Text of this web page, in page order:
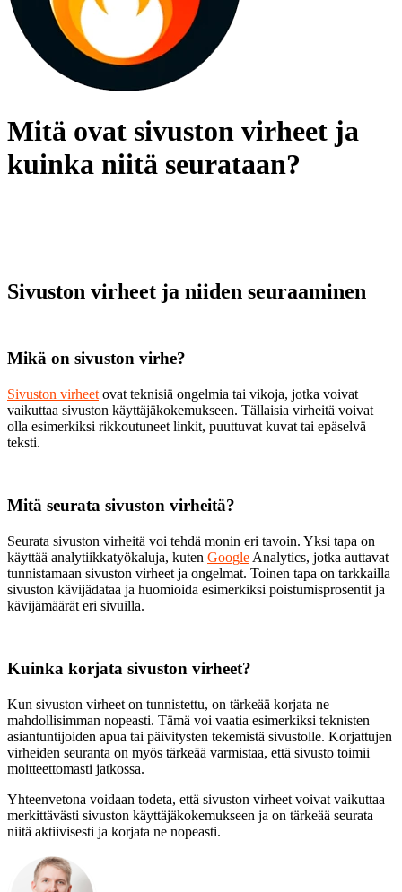
Mitä ovat sivuston virheet ja
kuinka niitä seurataan?
Sivuston virheet ja niiden seuraaminen
Mikä on sivuston virhe?
Sivuston virheet ovat teknisiä ongelmia tai vikoja, jotka voivat
vaikuttaa sivuston käyttäjäkokemukseen. Tällaisia virheitä voivat
olla esimerkiksi rikkoutuneet linkit, puuttuvat kuvat tai epäselvä
teksti.
Mitä seurata sivuston virheitä?
Seurata sivuston virheitä voi tehdä monin eri tavoin. Yksi tapa on
käyttää analytiikkatyökaluja, kuten Google Analytics, jotka auttavat
tunnistamaan sivuston virheet ja ongelmat. Toinen tapa on tarkkailla
sivuston kävijädataa ja huomioida esimerkiksi poistumisprosentit ja
kävijämäärät eri sivuilla.
Kuinka korjata sivuston virheet?
Kun sivuston virheet on tunnistettu, on tärkeää korjata ne
mahdollisimman nopeasti. Tämä voi vaatia esimerkiksi teknisten
asiantuntijoiden apua tai päivitysten tekemistä sivustolle. Korjattujen
virheiden seuranta on myös tärkeää varmistaa, että sivusto toimii
moitteettomasti jatkossa.
Yhteenvetona voidaan todeta, että sivuston virheet voivat vaikuttaa
merkittävästi sivuston käyttäjäkokemukseen ja on tärkeää seurata
niitä aktiivisesti ja korjata ne nopeasti.